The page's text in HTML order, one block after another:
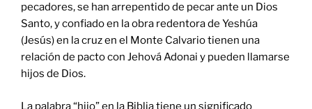
pecadores, se han arrepentido de pecar ante un Dios
Santo, y confiado en la obra redentora de Yeshúa
(Jesús) en la cruz en el Monte Calvario tienen una
relación de pacto con Jehová Adonai y pueden llamarse
hijos de Dios.
La palabra “hijo” en la Biblia tiene un significado